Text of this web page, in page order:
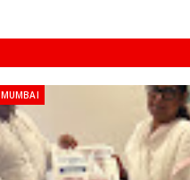
MUMBAI